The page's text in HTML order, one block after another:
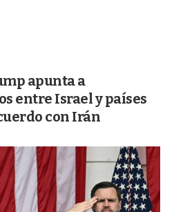
apunta a
entre Israel y países
con Irán